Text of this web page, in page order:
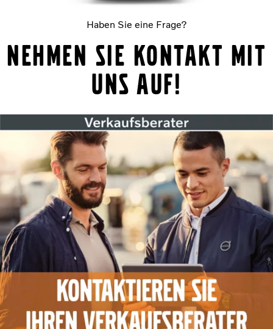
Haben Sie eine Frage?
Nehmen Sie Kontakt mit
uns auf!